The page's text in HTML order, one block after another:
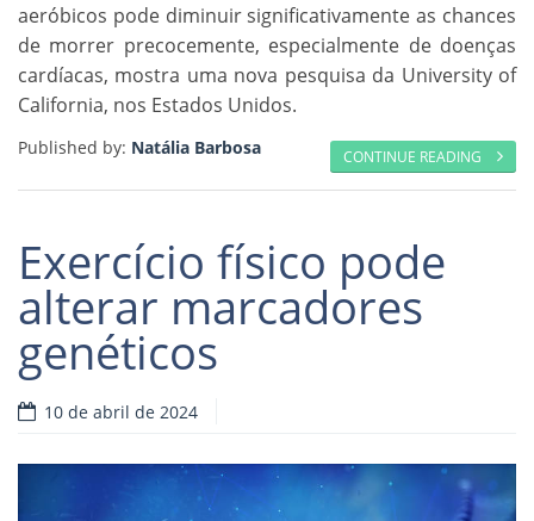
aeróbicos pode diminuir significativamente as chances
de morrer precocemente, especialmente de doenças
cardíacas, mostra uma nova pesquisa da University of
California, nos Estados Unidos.
CONTINUE READING
Published by: Natália Barbosa
Exercício físico pode
alterar marcadores
genéticos
10 de abril de 2024